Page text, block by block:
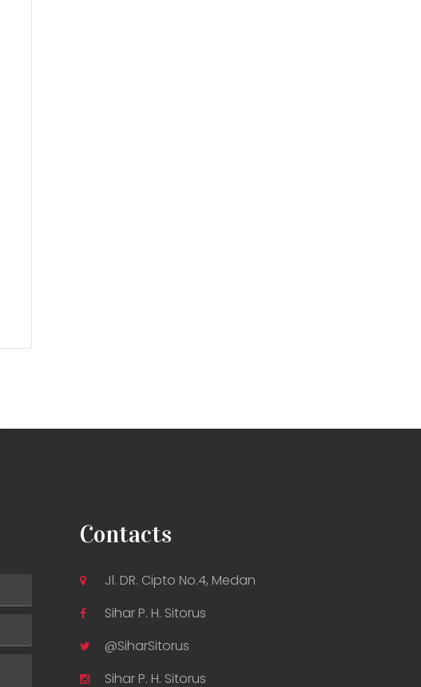
Contacts
Jl. DR. Cipto No.4, Medan
Sihar P. H. Sitorus
@SiharSitorus
Sihar P. H. Sitorus